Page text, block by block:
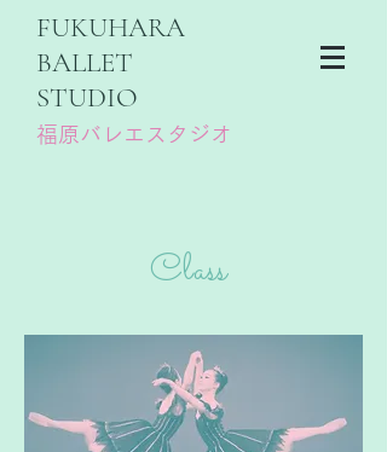
FUKUHARA
BALLET
STUDIO
福原バレエスタジオ
​Class